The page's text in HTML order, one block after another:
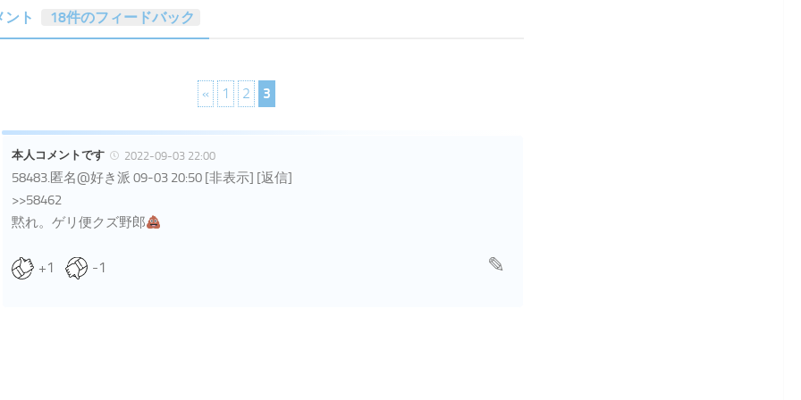
ント 18件のフィードバック
« 1 2 3
本人コメントです 2022-09-03 22:00
58483.匿名@好き派 09-03 20:50 [非表示] [返信]
>>58462
黙れ。ゲリ便クズ野郎
+1 -1